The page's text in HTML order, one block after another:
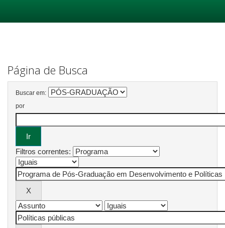
Página de Busca
Buscar em:
por
Filtros correntes: